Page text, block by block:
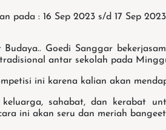
pada : 16 Sep 2023 s/d 17 Sep 2023
Budaya.. Goedi Sanggar
antar sekolah pada
ini karena kalian akan
sahabat, dan kerabat
ini akan seru dan meriah